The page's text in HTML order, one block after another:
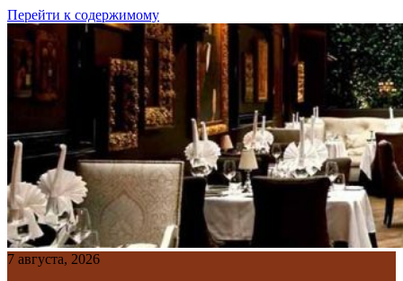
Перейти к содержимому
7 августа, 2026